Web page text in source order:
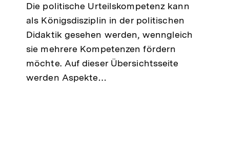
Die politische Urteilskompetenz kann
als Königsdisziplin in der politischen
Didaktik gesehen werden, wenngleich
sie mehrere Kompetenzen fördern
möchte. Auf dieser Übersichtsseite
werden Aspekte…